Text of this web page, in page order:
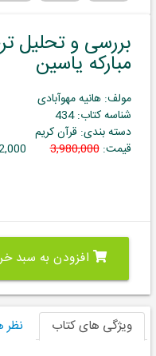
بررسی و تحلیل
مبارکه یاسین
مولف: هانیه مهوآبادی
شناسه کتاب: 434
دسته بندی: قرآن کریم
قیمت:3,980,000
افزودن به سبد
ویژگی های کتاب نظر